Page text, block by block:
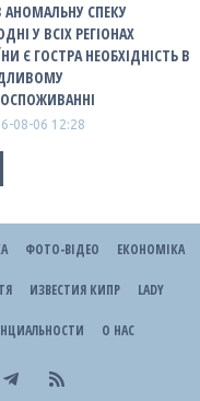
АНОМАЛЬНУ СПЕКУ
У ВСІХ РЕГІОНАХ
Є ГОСТРА НЕОБХІДНІСТЬ В
08-06 12:28
ФОТО-ВІДЕО ЕКОНОМІКА
ИЗВЕСТИЯ КИПР LADY
О НАС